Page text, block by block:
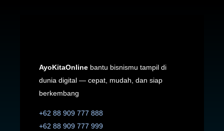
AyoKitaOnlinebantu bisnismu tampil di
dunia digital — cepat, mudah, dan siap
berkembang
+62 88 909 777 888
+62 88 909 777 999